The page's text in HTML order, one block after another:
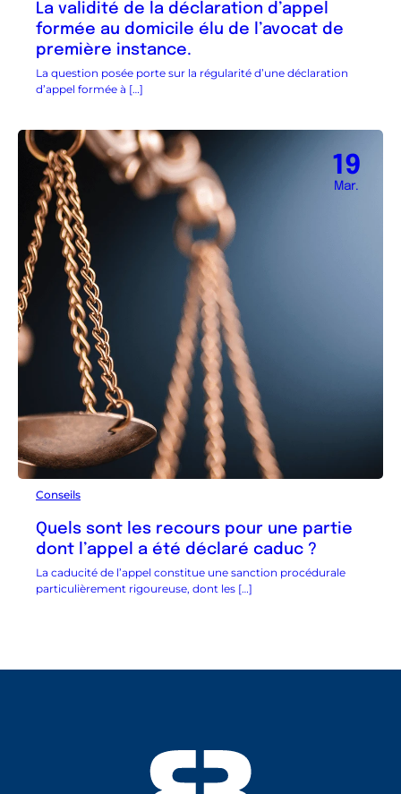
La validité de la déclaration d’appel
formée au domicile élu de l’avocat de
première instance.
La question posée porte sur la régularité d’une déclaration
d’appel formée à […]
19
Mar.
Conseils
Quels sont les recours pour une partie
dont l’appel a été déclaré caduc ?
La caducité de l’appel constitue une sanction procédurale
particulièrement rigoureuse, dont les […]